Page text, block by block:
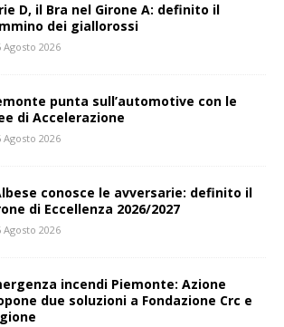
D, il Bra nel Girone A: definito il
dei giallorossi
Agosto 2026
punta sull’automotive con le
di Accelerazione
Agosto 2026
conosce le avversarie: definito il
di Eccellenza 2026/2027
Agosto 2026
incendi Piemonte: Azione
due soluzioni a Fondazione Crc e